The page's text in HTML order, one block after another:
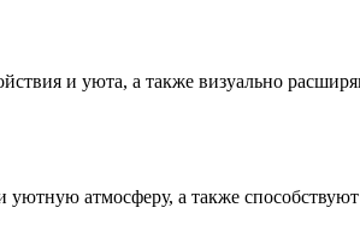
и уюта, а также визуально
атмосферу, а также способствуют